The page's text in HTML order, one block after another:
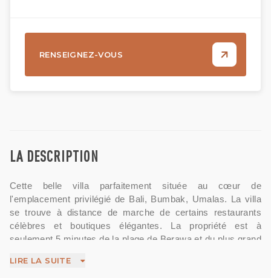
LA DESCRIPTION
Cette belle villa parfaitement située au cœur de
l'emplacement privilégié de Bali, Bumbak, Umalas. La villa
se trouve à distance de marche de certains restaurants
célèbres et boutiques élégantes. La propriété est à
seulement 5 minutes de la plage de Berawa et du plus grand
d'Umalas. Dispose de deux niveaux et dispose de trois
LIRE LA SUITE
RENSEIGNEZ-VOUS